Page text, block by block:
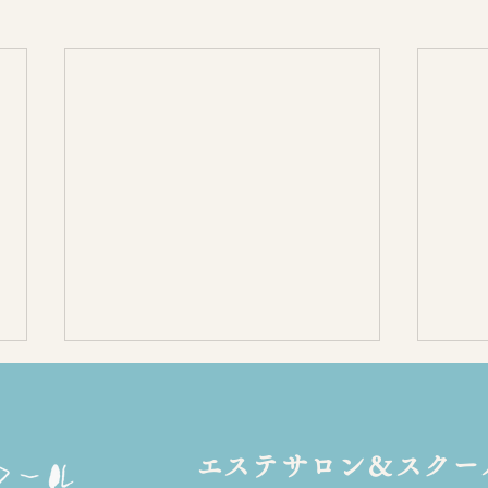
エステサロン＆スクー